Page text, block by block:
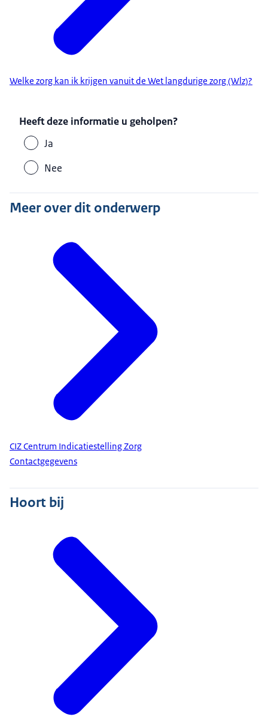
Welke zorg kan ik krijgen vanuit de Wet langdurige zorg (Wlz)?
Heeft deze informatie u geholpen?
Ja
Nee
Meer over dit onderwerp
CIZ Centrum Indicatiestelling Zorg
Contactgegevens
Hoort bij